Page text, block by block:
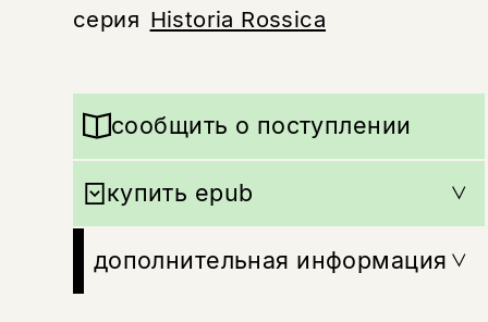
серия Historia Rossica
сообщить о поступлении
купить epub
дополнительная информация